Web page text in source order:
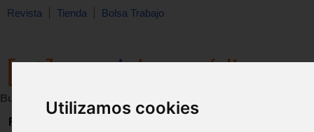
Utilizamos cookies
Revista Tienda Bolsa Trabajo
Buscar:
Revista